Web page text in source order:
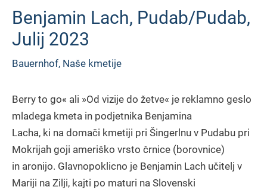
Benjamin Lach, Pudab/Pudab,
Julij 2023
Bauernhof, Naše kmetije
Berry to go« ali »Od vizije do žetve« je reklamno geslo
mladega kmeta in podjetnika Benjamina
Lacha, ki na domači kmetiji pri Šingerlnu v Pudabu pri
Mokrijah goji ameriško vrsto črnice (borovnice)
in aronijo. Glavnopoklicno je Benjamin Lach učitelj v
Mariji na Zilji, kajti po maturi na Slovenski